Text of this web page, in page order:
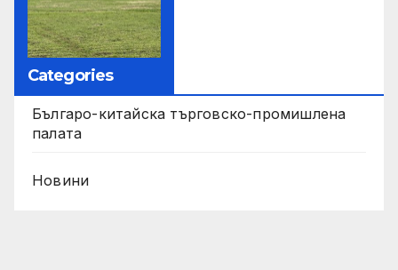
Categories
Българо-китайска търговско-промишлена
палата
Новини